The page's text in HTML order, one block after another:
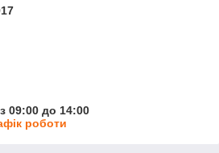
09:00 до 14:00
роботи